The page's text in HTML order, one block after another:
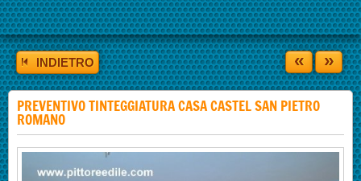
INDIETRO « »
PREVENTIVO TINTEGGIATURA CASA CASTEL SAN PIETRO
ROMANO